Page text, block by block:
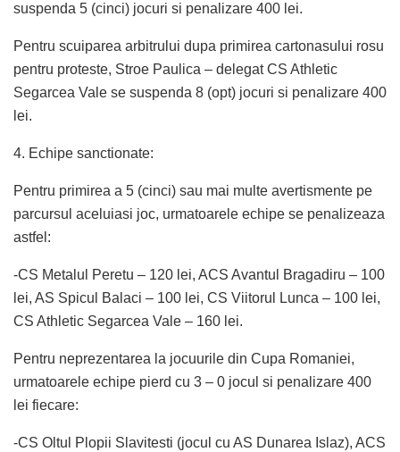
suspenda 5 (cinci) jocuri si penalizare 400 lei.
Pentru scuiparea arbitrului dupa primirea cartonasului rosu
pentru proteste, Stroe Paulica – delegat CS Athletic
Segarcea Vale se suspenda 8 (opt) jocuri si penalizare 400
lei.
4. Echipe sanctionate:
Pentru primirea a 5 (cinci) sau mai multe avertismente pe
parcursul aceluiasi joc, urmatoarele echipe se penalizeaza
astfel:
-CS Metalul Peretu – 120 lei, ACS Avantul Bragadiru – 100
lei, AS Spicul Balaci – 100 lei, CS Viitorul Lunca – 100 lei,
CS Athletic Segarcea Vale – 160 lei.
Pentru neprezentarea la jocuurile din Cupa Romaniei,
urmatoarele echipe pierd cu 3 – 0 jocul si penalizare 400
lei fiecare:
-CS Oltul Plopii Slavitesti (jocul cu AS Dunarea Islaz), ACS